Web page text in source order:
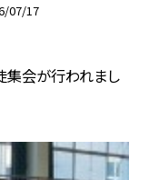
07/17
集会が行われまし